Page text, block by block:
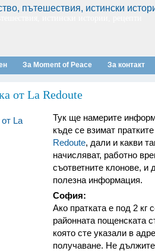
За Moment of Peace За контакт
от La Redoute
Тук ще намерите
къде се взимат
Redoute, дали и какви
начисляват, работно
съответните клонове, и
полезна информация.
София:
Ако пратката е под 2 кг
районната пощенската
която сте указали в
получаване. Не дължите